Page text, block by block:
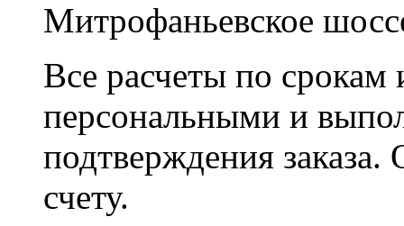
Митрофаньевское
Все расчеты по срокам
персональными и
подтверждения заказа.
счету.